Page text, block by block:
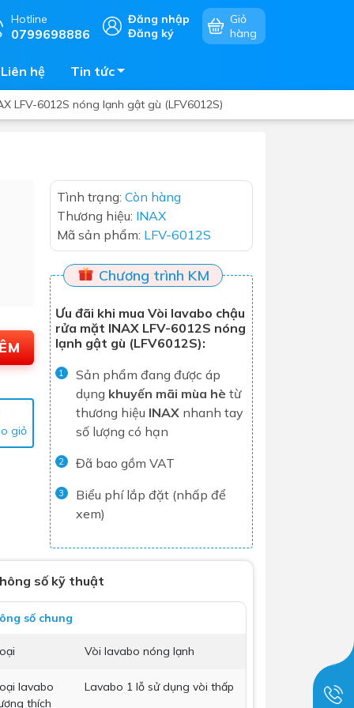
Hotline
0799698886
Đăng nhập
Đăng ký
Giỏ
hàng
Bếp điện - bếp từ âm bàn
Vòi chậu rửa chén
Bếp gas âm bàn
Máy hút khói - hút mùi
Lò vi sóng - lò nướng - lò hấp
Phụ kiện nhà bếp
Tủ bảo quản rượu
Tủ lạnh
Máy rửa chén
Nồi chiên không dầu
Nồi cơm điện
Gia dụng
Dịch Vụ Lắp Đặt Thiết Bị Nhà Bếp
Lộc Nghi Cần Thơ – Chuyên
Nghiệp và Tận Tâm
Dịch Vụ Lắp Đặt Thiết Bị Ngành
Nước Lộc Nghi Cần Thơ – Chuyên
Kiện Nhà Tắm Lộc Nghi Cần Thơ –
Chuyên Nghiệp và Tận Tâm
Liên hệ Tin tức
LFV-6012S nóng lạnh gật gù (LFV6012S)
giỏ
Tình trạng: Còn hàng
Thương hiệu: INAX
Mã sản phẩm: LFV-6012S
Chương trình KM
Ưu đãi khi mua Vòi lavabo chậu
rửa mặt INAX LFV-6012S nóng
lạnh gật gù (LFV6012S):
1
Sản phẩm đang được áp
dụng khuyến mãi mùa hè từ
thương hiệu INAXnhanh tay
số lượng có hạn
2 Đã bao gồm VAT
3
Biểu phí lắp đặt (nhấp để
xem)
số kỹ thuật
số chung
Vòi lavabo nóng lạnh
lavabo
thích
Lavabo 1 lỗ sử dụng vòi thấp